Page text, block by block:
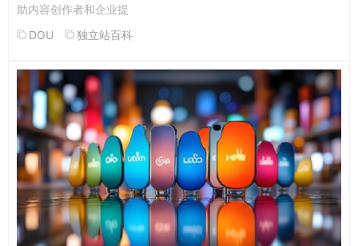
助内容创作者和企业提
DOU
独立站百科